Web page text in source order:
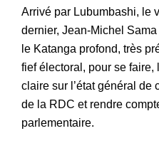
Arrivé par Lubumbashi, le
dernier, Jean-Michel
le Katanga profond, très
fief électoral, pour se
claire sur l’état général de
de la RDC et rendre
parlementaire.